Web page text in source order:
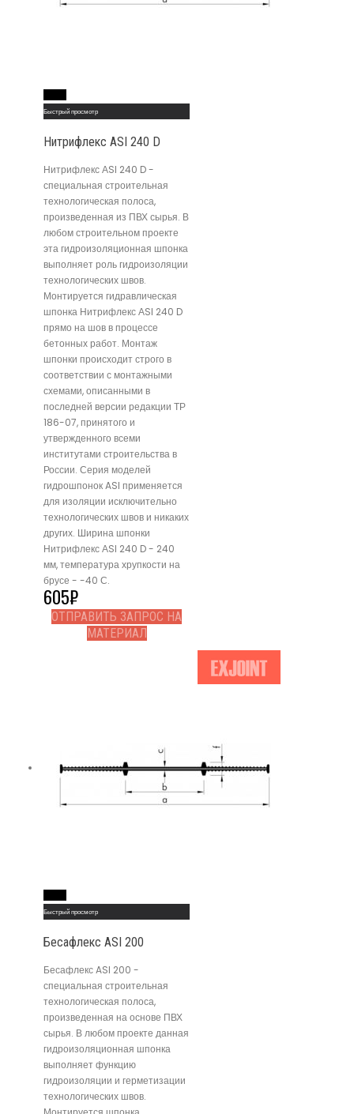
Быстрый просмотр
Нитрифлекс АSI 240 D
Нитрифлекс АSI 240 D -
специальная строительная
технологическая полоса,
произведенная из ПВХ сырья. В
любом строительном проекте
эта гидроизоляционная шпонка
выполняет роль гидроизоляции
технологических швов.
Монтируется гидравлическая
шпонка Нитрифлекс АSI 240 D
прямо на шов в процессе
бетонных работ. Монтаж
шпонки происходит строго в
соответствии с монтажными
схемами, описанными в
последней версии редакции ТР
186-07, принятого и
утвержденного всеми
институтами строительства в
России. Серия моделей
гидрошпонок ASI применяется
для изоляции исключительно
технологических швов и никаких
других. Ширина шпонки
Нитрифлекс АSI 240 D - 240
мм, температура хрупкости на
брусе - -40 С.
605₽
ОТПРАВИТЬ ЗАПРОС НА
МАТЕРИАЛ
Быстрый просмотр
Бесафлекс ASI 200
Бесафлекс ASI 200 -
специальная строительная
технологическая полоса,
произведенная на основе ПВХ
сырья. В любом проекте данная
гидроизоляционная шпонка
выполняет функцию
гидроизоляции и герметизации
технологических швов.